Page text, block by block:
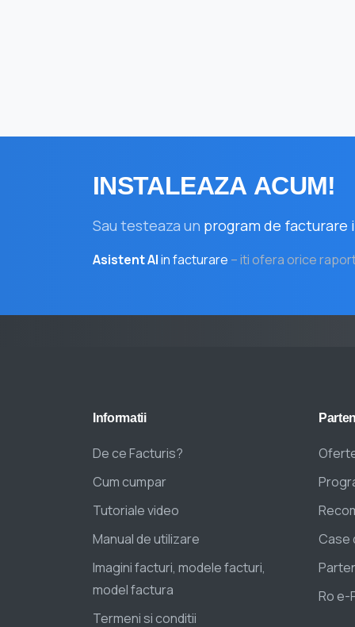
INSTALEAZA ACUM!
Sau testeaza un program de
Asistent AIin facturare – iti ofera orice
Informatii
De ce Facturis?
Cum cumpar
Tutoriale video
Manual de utilizare
Imagini facturi, modele facturi,
model factura
Termeni si conditii
Case
Ro e-